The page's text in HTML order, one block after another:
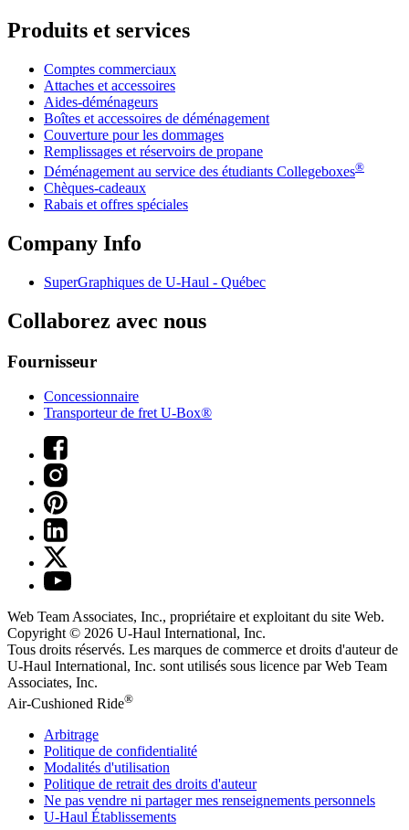
Produits et services
Comptes commerciaux
Attaches et accessoires
Aides-déménageurs
Boîtes et accessoires de déménagement
Couverture pour les dommages
Remplissages et réservoirs de propane
Déménagement au service des étudiants Collegeboxes®
Chèques-cadeaux
Rabais et offres spéciales
Company Info
SuperGraphiques de U-Haul - Québec
Collaborez avec nous
Fournisseur
Concessionnaire
Transporteur de fret U-Box®
Web Team Associates, Inc., propriétaire et exploitant du site Web.
Copyright © 2026 U-Haul International, Inc.
Tous droits réservés. Les marques de commerce et droits d'auteur de
U-Haul International, Inc. sont utilisés sous licence par Web Team
Associates, Inc.
Air-Cushioned Ride®
Arbitrage
Politique de confidentialité
Modalités d'utilisation
Politique de retrait des droits d'auteur
Ne pas vendre ni partager mes renseignements personnels
U-Haul Établissements